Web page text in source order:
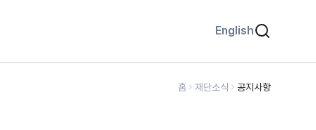
English
홈 재단소식 공지사항